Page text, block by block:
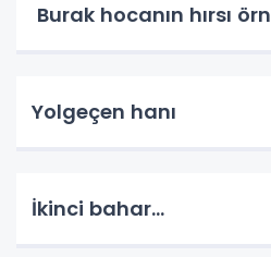
Burak hocanın hırsı
Yolgeçen hanı
İkinci bahar...